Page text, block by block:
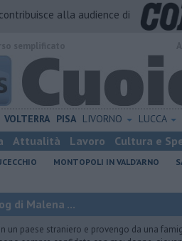
alla audience di
VOLTERRA PISA LIVORNO LUCCA
Attualità Lavoro Cultura e
MONTOPOLI IN VALD'ARNO
di Malena ...
un paese straniero e provengo da una